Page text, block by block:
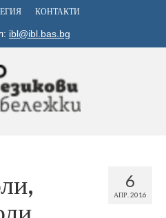
КОНТАКТИ
ibl@ibl.bas.bg
6
АПР. 2016